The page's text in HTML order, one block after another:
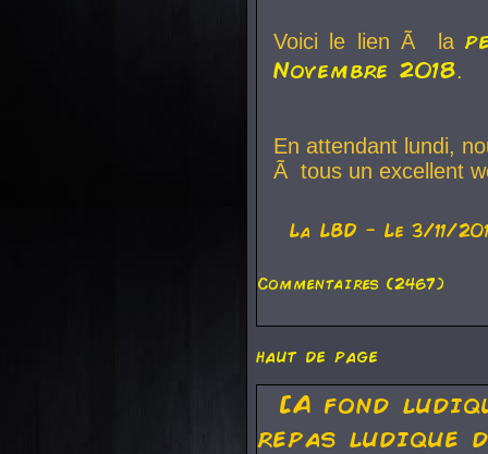
Voici le lien Ã la
Novembre 2018.
En attendant lundi,
Ã tous un excellent
La LBD - Le 3/11/
Commentaires (2467)
haut de page
[A fond
repas ludique